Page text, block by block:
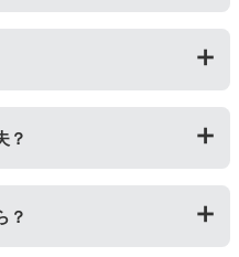
てプリンターに補充する
ません。プリンターにイン
に十分ご注意ください。
各70ml
？
なので、互換インクを入れ
た後の方がオススメです。
？